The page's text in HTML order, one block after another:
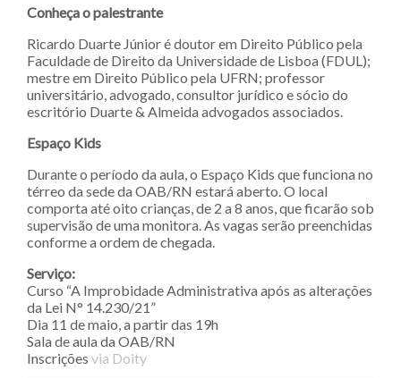
Conheça o palestrante
Ricardo Duarte Júnior é doutor em Direito Público pela
Faculdade de Direito da Universidade de Lisboa (FDUL);
mestre em Direito Público pela UFRN; professor
universitário, advogado, consultor jurídico e sócio do
escritório Duarte & Almeida advogados associados.
Espaço Kids
Durante o período da aula, o Espaço Kids que funciona no
térreo da sede da OAB/RN estará aberto. O local
comporta até oito crianças, de 2 a 8 anos, que ficarão sob
supervisão de uma monitora. As vagas serão preenchidas
conforme a ordem de chegada.
Serviço:
Curso “A Improbidade Administrativa após as alterações
da Lei N° 14.230/21”
Dia 11 de maio, a partir das 19h
Sala de aula da OAB/RN
Inscrições via Doity